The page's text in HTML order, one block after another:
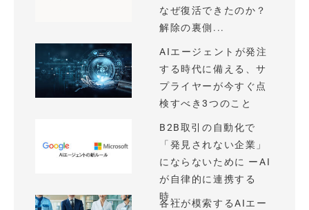
なぜ復活できたのか？
解除の裏側...
AIエージェントが発注
する時代に備える、サ
プライヤーが今すぐ点
検すべき3つのこと
B2B取引の自動化で
「発見されない企業」
にならないために ーAI
が自律的に連携する
時...
各社が模索するAIエー